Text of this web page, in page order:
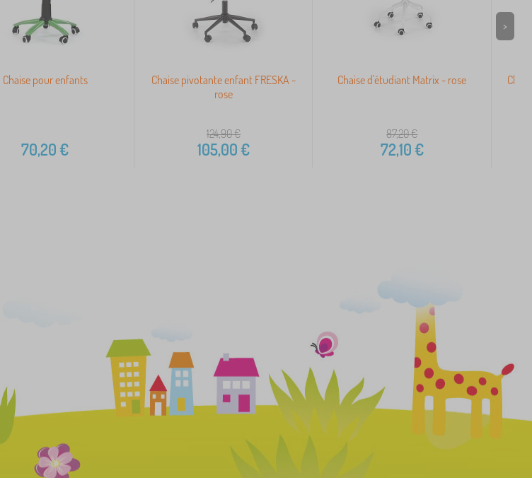
Chaise pour enfants
70,20€
Chaise pivotante enfant FRESKA -
rose
124,90€
105,00€
Chaise d'étudiant Matrix - rose
87,20€
72,10€
>